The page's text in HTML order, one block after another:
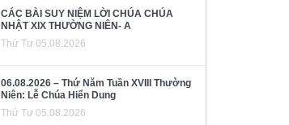
CÁC BÀI SUY NIỆM LỜI CHÚA CHÚA
NHẬT XIX THƯỜNG NIÊN- A
Thứ Tư 05.08.2026
06.08.2026 – Thứ Năm Tuần XVIII Thường
Niên: Lễ Chúa Hiển Dung
Thứ Tư 05.08.2026